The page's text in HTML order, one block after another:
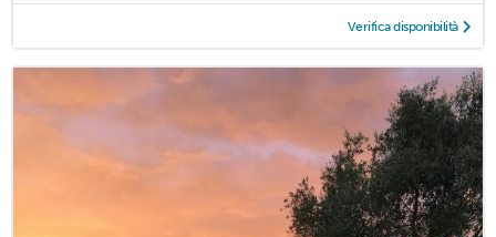
Verifica disponibilità